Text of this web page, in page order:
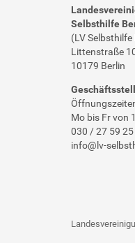
Selbsthilfe
(LV Selbsthilfe
Littenstraße
10179 Berlin
Mo bis Fr von
030 / 27 59
info@lv-